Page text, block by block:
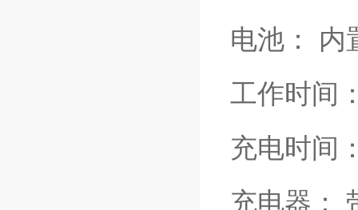
电池：
工作时间
充电时间
充电器：